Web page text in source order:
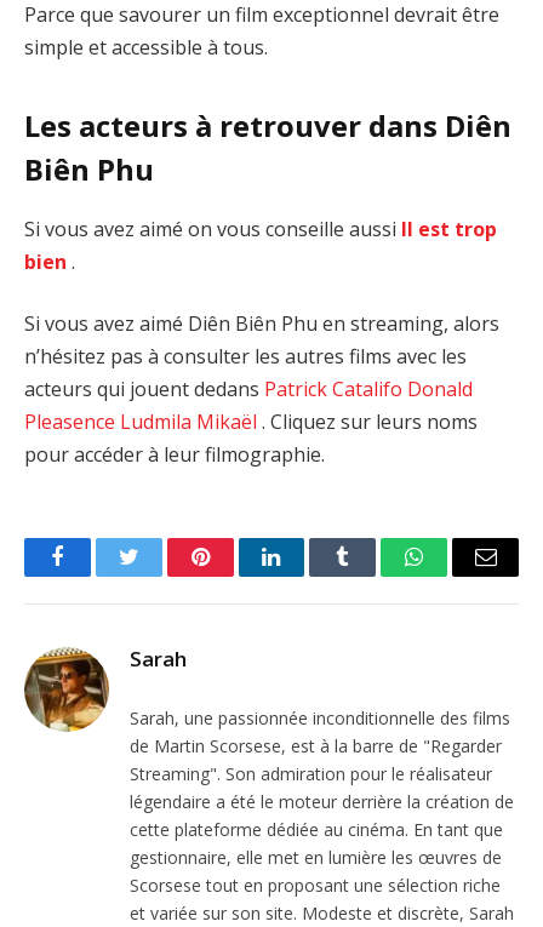
Parce que savourer un film exceptionnel devrait être
simple et accessible à tous.
Les acteurs à retrouver dans Diên
Biên Phu
Si vous avez aimé on vous conseille aussi Il est trop
bien .
Si vous avez aimé Diên Biên Phu en streaming, alors
n’hésitez pas à consulter les autres films avec les
acteurs qui jouent dedans Patrick Catalifo Donald
Pleasence Ludmila Mikaël . Cliquez sur leurs noms
pour accéder à leur filmographie.
FacebookTwitter PinterestLinkedInTumblr WhatsAppEmail
Sarah
Sarah, une passionnée inconditionnelle des films
de Martin Scorsese, est à la barre de "Regarder
Streaming". Son admiration pour le réalisateur
légendaire a été le moteur derrière la création de
cette plateforme dédiée au cinéma. En tant que
gestionnaire, elle met en lumière les œuvres de
Scorsese tout en proposant une sélection riche
et variée sur son site. Modeste et discrète, Sarah